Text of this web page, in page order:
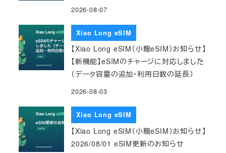
2026-08-07
Xiao Long eSIM
【Xiao Long eSIM（小龍eSIM）お知らせ】
【新機能】eSIMのチャージに対応しました
（データ容量の追加・利用日数の延長）
2026-08-03
Xiao Long eSIM
【Xiao Long eSIM（小龍eSIM）お知らせ】
2026/08/01 eSIM更新のお知らせ